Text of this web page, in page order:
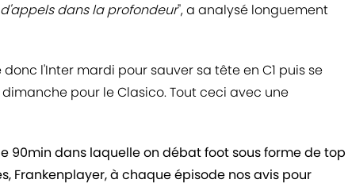
dans la profondeur", a analysé longuement
l'Inter mardi pour sauver sa tête en C1 puis se
dimanche pour le Clasico. Tout ceci avec une
90min dans laquelle on débat foot sous forme de top
Frankenplayer, à chaque épisode nos avis pour